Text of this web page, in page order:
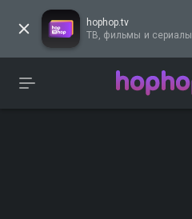
hophop.tv
ТВ, фильмы и сериалы